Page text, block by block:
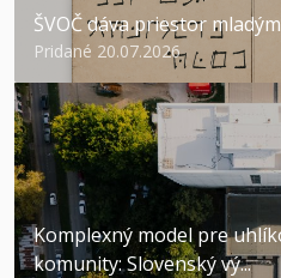
ŠVOČ dáva priestor
Pridané 20.07.2026
Komplexný model pre
komunity: Slovenský vý...